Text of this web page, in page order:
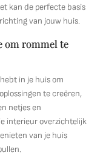
kan de perfecte basis
van jouw huis.
om rommel te
in je huis om
te creëren,
netjes en
interieur overzichtelijk
van je huis